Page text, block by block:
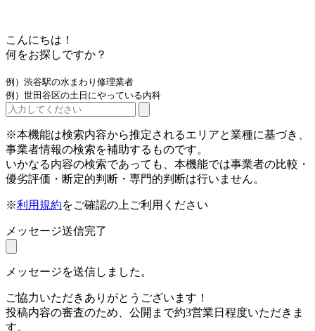
こんにちは！
何をお探しですか？
例）渋谷駅の水まわり修理業者
例）世田谷区の土日にやっている内科
※本機能は検索内容から推定されるエリアと業種に基づき、
事業者情報の検索を補助するものです。
いかなる内容の検索であっても、本機能では事業者の比較・
優劣評価・断定的判断・専門的判断は行いません。
※利用規約をご確認の上ご利用ください
メッセージ送信完了
メッセージを送信しました。
ご協力いただきありがとうございます！
投稿内容の審査のため、公開まで約3営業日程度いただきま
す。